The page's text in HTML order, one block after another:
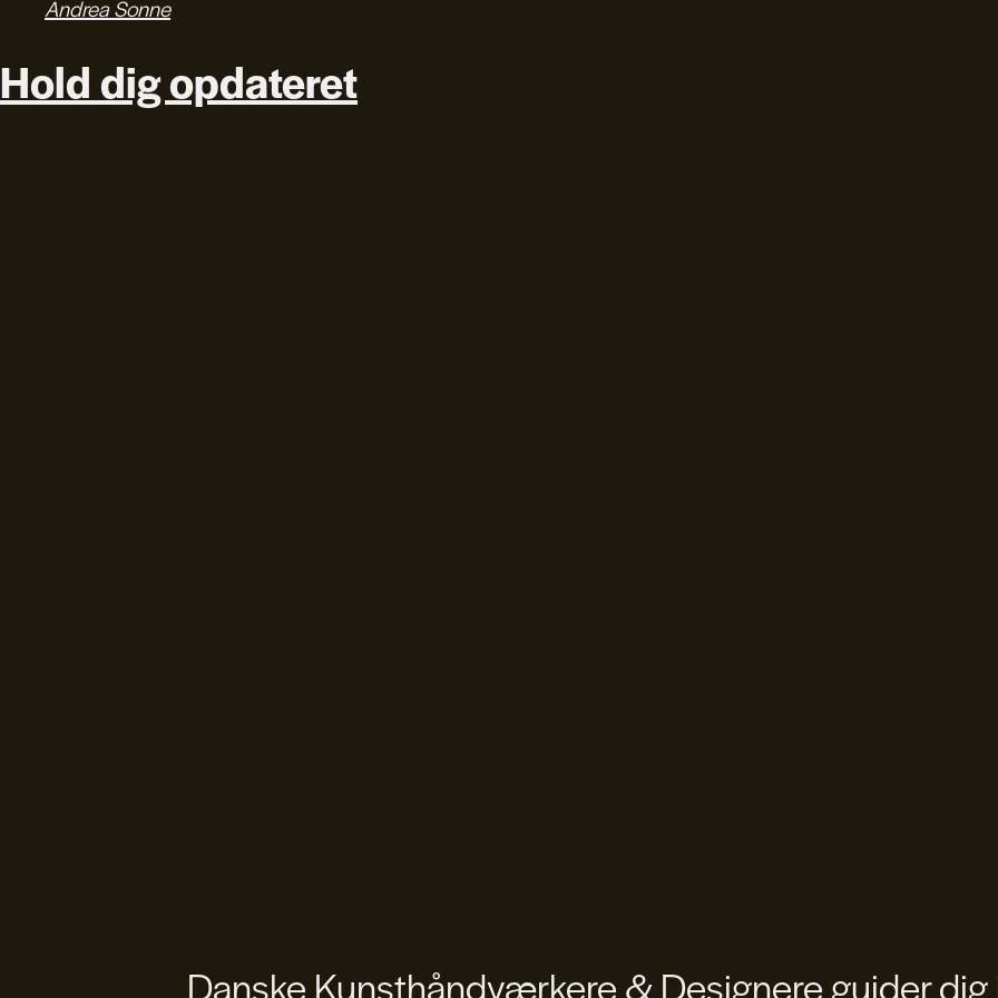
Andrea Sonne
Hold dig opdateret
Danske Kunsthåndværkere & Designere guider dig